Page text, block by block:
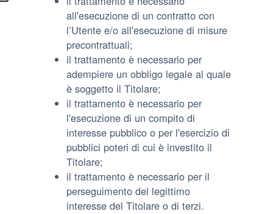
all'esecuzione di un contratto con
l’Utente e/o all'esecuzione di misure
precontrattuali;
il trattamento è necessario per
adempiere un obbligo legale al quale
è soggetto il Titolare;
il trattamento è necessario per
l'esecuzione di un compito di
interesse pubblico o per l'esercizio di
pubblici poteri di cui è investito il
Titolare;
il trattamento è necessario per il
perseguimento del legittimo
interesse del Titolare o di terzi.